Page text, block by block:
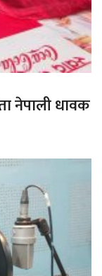
नेपाली धावक